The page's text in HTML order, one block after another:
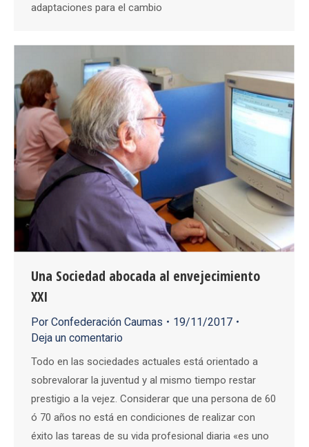
adaptaciones para el cambio
Una Sociedad abocada al envejecimiento
XXI
Por Confederación Caumas
19/11/2017
Deja un comentario
Todo en las sociedades actuales está orientado a
sobrevalorar la juventud y al mismo tiempo restar
prestigio a la vejez. Considerar que una persona de 60
ó 70 años no está en condiciones de realizar con
éxito las tareas de su vida profesional diaria «es uno